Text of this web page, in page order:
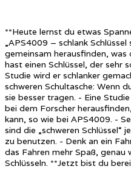
**Heute lernst du etwas
„APS4009 – schlank Schlüssel
gemeinsam herausfinden,
hast einen Schlüssel, der sehr
Studie wird er schlanker
schweren Schultasche: Wenn
sie besser tragen. - Eine
bei dem Forscher
kann, so wie bei APS4009. -
sind die „schweren Schlüssel“
zu benutzen. - Denk an ein
das Fahren mehr Spaß, genau
Schlüsseln. **Jetzt bist du